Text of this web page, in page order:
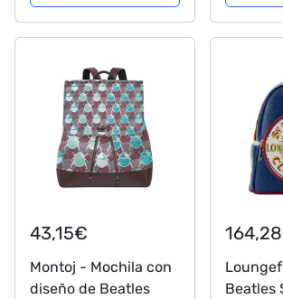
43,15€
Montoj - Mochila con
diseño de Beatles
Beatles